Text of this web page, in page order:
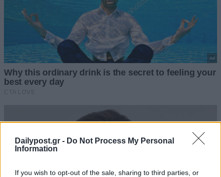
Dailypost.gr - Do Not Process My Personal
Information
If you wish to opt-out of the sale, sharing to third parties, or